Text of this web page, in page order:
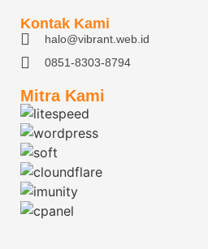
Kontak Kami
halo@vibrant.web.id
0851-8303-8794
Mitra Kami